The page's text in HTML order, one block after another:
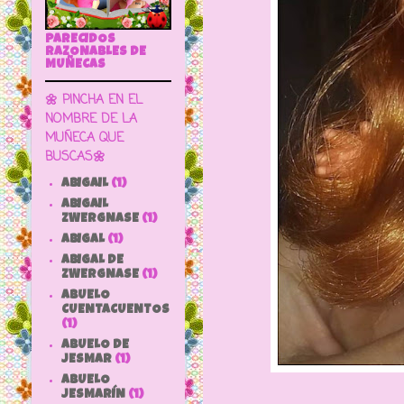
PARECIDOS
RAZONABLES DE
MUÑECAS
🌼 PINCHA EN EL
NOMBRE DE LA
MUÑECA QUE
BUSCAS🌼
ABIGAIL (1)
ABIGAIL
ZWERGNASE (1)
ABIGAL (1)
ABIGAL DE
ZWERGNASE (1)
ABUELO
CUENTACUENTOS
(1)
ABUELO DE
JESMAR (1)
ABUELO
JESMARÍN (1)